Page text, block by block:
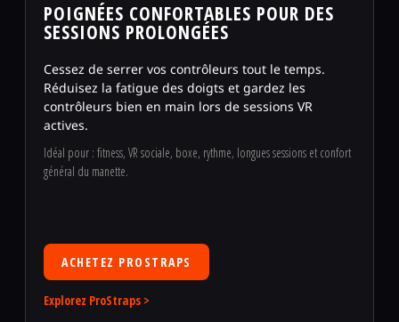
POIGNÉES CONFORTABLES POUR DES
SESSIONS PROLONGÉES
Cessez de serrer vos contrôleurs tout le temps.
Réduisez la fatigue des doigts et gardez les
contrôleurs bien en main lors de sessions VR
actives.
Idéal pour : fitness, VR sociale, boxe, rythme, longues sessions et confort
général du manette.
ACHETEZ PROSTRAPS
Explorez ProStraps >